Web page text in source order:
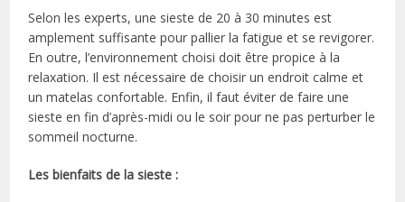
Selon les experts, une sieste de 20 à 30 minutes est
amplement suffisante pour pallier la fatigue et se revigorer.
En outre, l’environnement choisi doit être propice à la
relaxation. Il est nécessaire de choisir un endroit calme et
un matelas confortable. Enfin, il faut éviter de faire une
sieste en fin d’après-midi ou le soir pour ne pas perturber le
sommeil nocturne.
Les bienfaits de la sieste :